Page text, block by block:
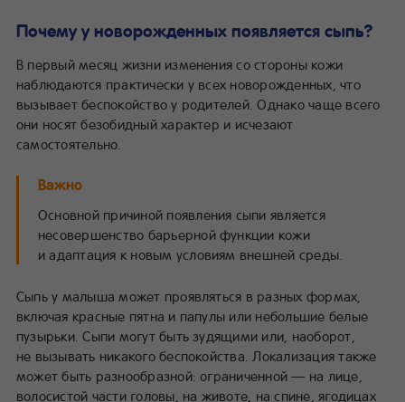
Почему у новорожденных появляется сыпь?
В первый месяц жизни изменения со стороны кожи
наблюдаются практически у всех новорожденных, что
вызывает беспокойство у родителей. Однако чаще всего
они носят безобидный характер и исчезают
самостоятельно.
Важно
Основной причиной появления сыпи является
несовершенство барьерной функции кожи
и адаптация к новым условиям внешней среды.
Сыпь у малыша может проявляться в разных формах,
включая красные пятна и папулы или небольшие белые
пузырьки. Сыпи могут быть зудящими или, наоборот,
не вызывать никакого беспокойства. Локализация также
может быть разнообразной: ограниченной — на лице,
волосистой части головы, на животе, на спине, ягодицах